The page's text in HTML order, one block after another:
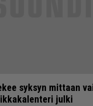
syksyn mittaan
julki